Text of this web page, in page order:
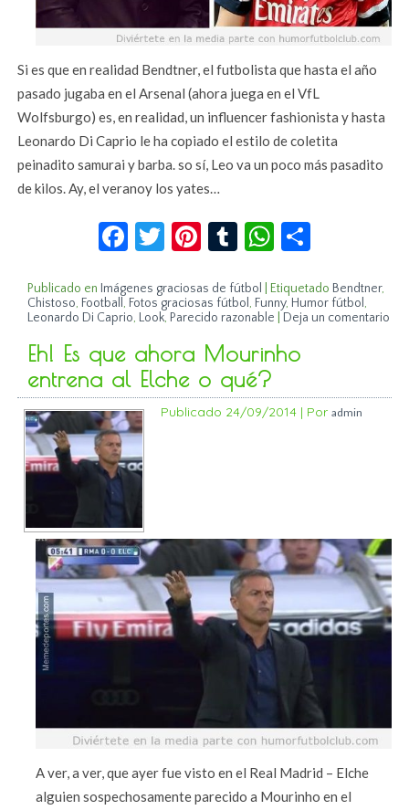
Si es que en realidad Bendtner, el futbolista que hasta el año
pasado jugaba en el Arsenal (ahora juega en el VfL
Wolfsburgo) es, en realidad, un influencer fashionista y hasta
Leonardo Di Caprio le ha copiado el estilo de coletita
peinadito samurai y barba. so sí, Leo va un poco más pasadito
de kilos. Ay, el veranoy los yates…
Facebook
Twitter
Pinterest
TumblrWhatsApp
Publicado en Imágenes graciosas de fútbol Etiquetado Bendtner,
Chistoso, Football, Fotos graciosas fútbol, Funny, Humor fútbol,
Leonardo Di Caprio, Look, Parecido razonable Deja un comentario
Eh! Es que ahora Mourinho
entrena al Elche o qué?
Publicado 24/09/2014 | Por admin
A ver, a ver, que ayer fue visto en el Real Madrid – Elche
alguien sospechosamente parecido a Mourinho en el